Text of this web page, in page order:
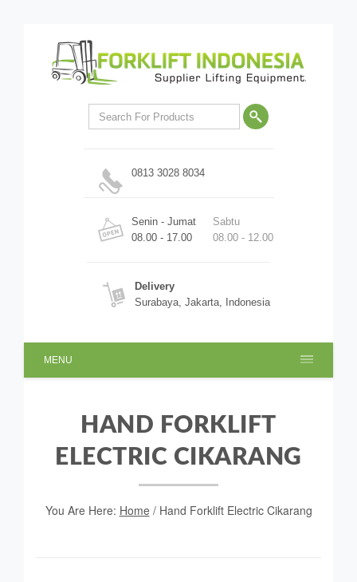
0813 3028 8034
Senin - Jumat
08.00 - 17.00
Sabtu
08.00 - 12.00
Delivery
Surabaya, Jakarta, Indonesia
MENU
HAND FORKLIFT
ELECTRIC CIKARANG
You Are Here: Home/ Hand Forklift Electric Cikarang